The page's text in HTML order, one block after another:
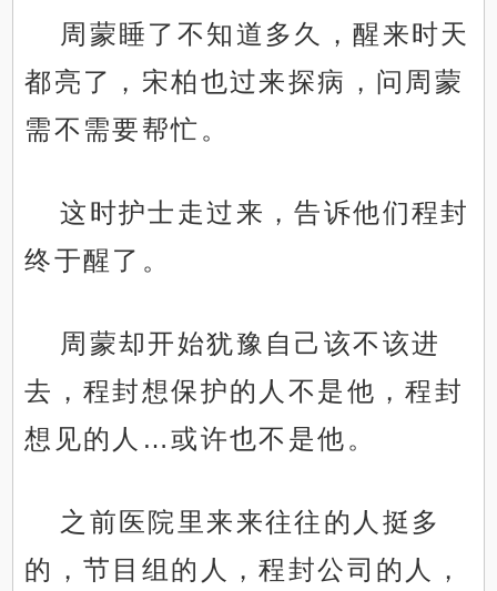
周蒙睡了不知道多久，醒来时天
都亮了，宋柏也过来探病，问周蒙
需不需要帮忙。
这时护士走过来，告诉他们程封
终于醒了。
周蒙却开始犹豫自己该不该进
去，程封想保护的人不是他，程封
想见的人…或许也不是他。
之前医院里来来往往的人挺多
的，节目组的人，程封公司的人，